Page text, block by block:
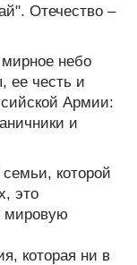
Отечество –
небо
ее честь и
Армии:
и
которой
это
мировую
которая ни в